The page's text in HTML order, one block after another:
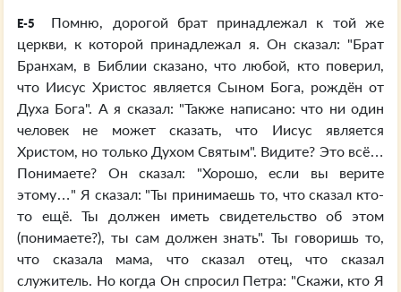
E-5
Помню, дорогой брат принадлежал к той же
церкви, к которой принадлежал я. Он сказал: "Брат
Бранхам, в Библии сказано, что любой, кто поверил,
что Иисус Христос является Сыном Бога, рождён от
Духа Бога". А я сказал: "Также написано: что ни один
человек не может сказать, что Иисус является
Христом, но только Духом Святым". Видите? Это всё…
Понимаете? Он сказал: "Хорошо, если вы верите
этому…" Я сказал: "Ты принимаешь то, что сказал кто-
то ещё. Ты должен иметь свидетельство об этом
(понимаете?), ты сам должен знать". Ты говоришь то,
что сказала мама, что сказал отец, что сказал
служитель. Но когда Он спросил Петра: "Скажи, кто Я